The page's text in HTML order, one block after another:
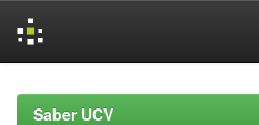
navigationSaber UCV